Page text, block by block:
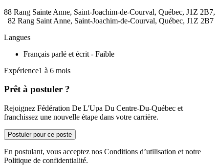
88 Rang Sainte Anne, Saint-Joachim-de-Courval, Québec, J1Z 2B7,
82 Rang Saint Anne, Saint-Joachim-de-Courval, Québec, J1Z 2B7
Langues
Français parlé et écrit - Faible
Expérience1 à 6 mois
Prêt à postuler ?
Rejoignez Fédération De L'Upa Du Centre-Du-Québec et
franchissez une nouvelle étape dans votre carrière.
Postuler pour ce poste
En postulant, vous acceptez nos Conditions d’utilisation et notre
Politique de confidentialité.